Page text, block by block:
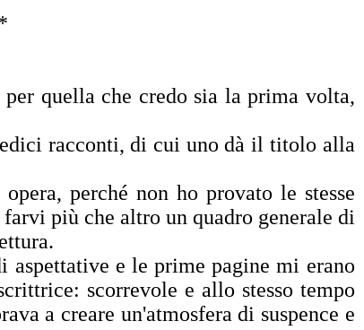
quella che credo sia la prima volta,
racconti, di cui uno dà il titolo alla
perché non ho provato le stesse
più che altro un quadro generale di
aspettative e le prime pagine mi erano
scorrevole e allo stesso tempo
a creare un'atmosfera di suspence e